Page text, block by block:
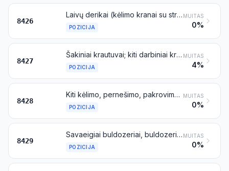
8426
Laivų derikai (kėlimo kranai su strėlėmis); kėlimo kranai, įskaitant kabelinius kranus; mobiliosios kėlimo konstrukcijos, apžarginiai transporteriai (straddle carriers) ir sandėliuose naudojamos važiuoklės su kėlimo kranais
POZICIJA
MUITAS
0%
8427
Šakiniai krautuvai; kiti darbiniai krautuvai su kėlimo arba pernešimo įtaisais
POZICIJA
MUITAS
4%
8428
Kiti kėlimo, pernešimo, pakrovimo arba iškrovimo mechaniniai įrenginiai (pavyzdžiui, liftai, eskalatoriai, konvejeriai, lynų keliai)
POZICIJA
MUITAS
0%
8429
Savaeigiai buldozeriai, buldozeriai su paslankiu verstuvu (angledozers), greideriai, lygintuvai, skreperiai, mechaniniai semtuvai, ekskavatoriai, vienkaušiai krautuvai, plūktuvai ir plentvoliai
POZICIJA
MUITAS
0%